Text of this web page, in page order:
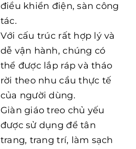
điều khiển điện, sàn công
tác.
Với cấu trúc rất hợp lý và
dễ vận hành, chúng có
thể được lắp ráp và tháo
rời theo nhu cầu thực tế
của người dùng.
Giàn giáo treo chủ yếu
được sử dụng để tân
trang, trang trí, làm sạch